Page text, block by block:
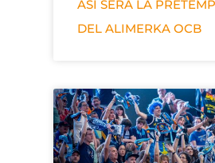
ASÍ SERÁ LA
DEL ALIMERKA OCB